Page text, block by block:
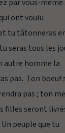
par vous-même
ont voulu
tu tâtonneras
seras tous les
autre homme la
pas. Ton boeuf
pas ; ton
filles seront
peuple que tu